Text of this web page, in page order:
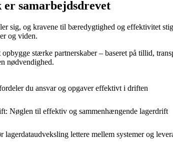
samarbejdsdrevet
sig, og kravene til bæredygtighed og effektivitet
og viden.
stærke partnerskaber – baseret på tillid,
nødvendighed.
du ansvar og opgaver effektivt i driften
Nøglen til effektiv og sammenhængende lagerdrift
lagerdataudveksling lettere mellem systemer og